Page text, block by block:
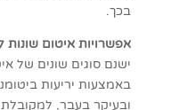
בכך.
אפשרויות איטום שונות
ישנם סוגים שונים של
באמצעות יריעות
ובעיקר בעבר,